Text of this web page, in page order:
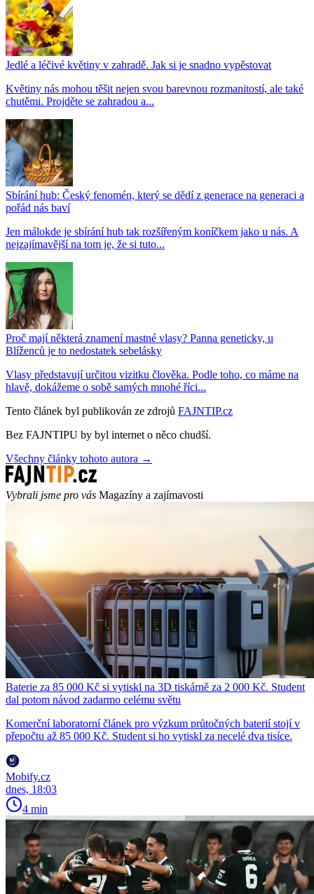
Jedlé a léčivé květiny v zahradě. Jak si je snadno vypěstovat
Květiny nás mohou těšit nejen svou barevnou rozmanitostí, ale také
chutěmi. Projděte se zahradou a...
Sbírání hub: Český fenomén, který se dědí z generace na generaci a
pořád nás baví
Jen málokde je sbírání hub tak rozšířeným koníčkem jako u nás. A
nejzajímavější na tom je, že si tuto...
Proč mají některá znamení mastné vlasy? Panna geneticky, u
Blíženců je to nedostatek sebelásky
Vlasy představují určitou vizitku člověka. Podle toho, co máme na
hlavě, dokážeme o sobě samých mnohé říci...
Tento článek byl publikován ze zdrojů FAJNTIP.cz
Bez FAJNTIPU by byl internet o něco chudší.
Všechny články tohoto autora →
Vybrali jsme pro vás Magazíny a zajímavosti
Baterie za 85 000 Kč si vytiskl na 3D tiskárně za 2 000 Kč. Student
dal potom návod zadarmo celému světu
Komerční laboratorní článek pro výzkum průtočných baterií stojí v
přepočtu až 85 000 Kč. Student si ho vytiskl za necelé dva tisíce.
Mobify.cz
dnes, 18:03
4 min